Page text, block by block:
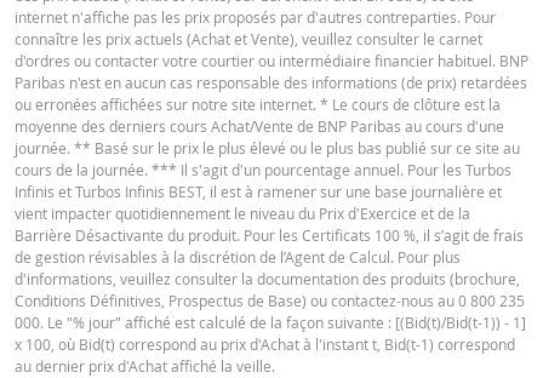
2026 22:16
27 juil.
2026 07:45
journalière 0,45 8 227,248
24 juil.
2026 22:18
journalière 0,49 8 226,635
24 juil.
2026 08:03
journalière 0,49 8 222,55
DOWNLOAD
Historique de réinitialisation
internet n'affiche pas les prix proposés par d'autres contreparties. Pour
connaître les prix actuels (Achat et Vente), veuillez consulter le carnet
d'ordres ou contacter votre courtier ou intermédiaire financier habituel. BNP
Paribas n'est en aucun cas responsable des informations (de prix) retardées
ou erronées affichées sur notre site internet. * Le cours de clôture est la
moyenne des derniers cours Achat/Vente de BNP Paribas au cours d'une
journée. ** Basé sur le prix le plus élevé ou le plus bas publié sur ce site au
cours de la journée. *** Il s'agit d'un pourcentage annuel. Pour les Turbos
Infinis et Turbos Infinis BEST, il est à ramener sur une base journalière et
vient impacter quotidiennement le niveau du Prix d'Exercice et de la
Barrière Désactivante du produit. Pour les Certificats 100 %, il s’agit de frais
de gestion révisables à la discrétion de l’Agent de Calcul. Pour plus
d'informations, veuillez consulter la documentation des produits (brochure,
Conditions Définitives, Prospectus de Base) ou contactez-nous au 0 800 235
000. Le "% jour" affiché est calculé de la façon suivante : [(Bid(t)/Bid(t-1)) - 1]
x 100, où Bid(t) correspond au prix d'Achat à l'instant t, Bid(t-1) correspond
au dernier prix d'Achat affiché la veille.